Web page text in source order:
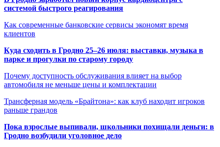
системой быстрого реагирования
Как современные банковские сервисы экономят время
клиентов
Куда сходить в Гродно 25–26 июля: выставки, музыка в
парке и прогулки по старому городу
Почему доступность обслуживания влияет на выбор
автомобиля не меньше цены и комплектации
Трансферная модель «Брайтона»: как клуб находит игроков
раньше грандов
Пока взрослые выпивали, школьники похищали деньги: в
Гродно возбудили уголовное дело